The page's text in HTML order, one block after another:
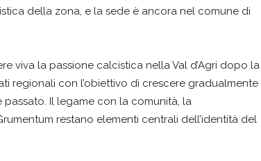
della zona, e la sede è ancora nel comune di
viva la passione calcistica nella Val d’Agri dopo la
regionali con l’obiettivo di crescere gradualmente
Il legame con la comunità, la
restano elementi centrali dell’identità del